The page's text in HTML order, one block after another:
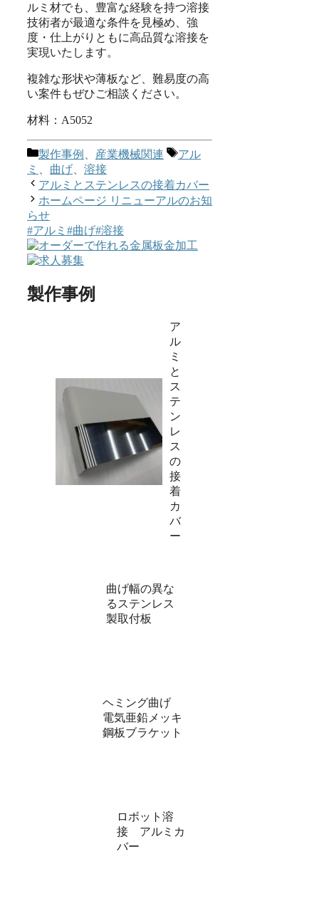
ルミ材でも、豊富な経験を持つ溶接
技術者が最適な条件を見極め、強
度・仕上がりともに高品質な溶接を
実現いたします。
複雑な形状や薄板など、難易度の高
い案件もぜひご相談ください。
材料：A5052
カ
ゴ
リ
ー
製作事例 産業機械関連
タ
アル
ミ
曲げ
溶接
アルミとステンレスの接着カバー
ホームページ リニューアルのお知
らせ
#アルミ #曲げ#溶接
製作事例
ア
ル
ミ
と
ス
テ
ン
レ
ス
の
接
着
カ
バ
ー
曲げ幅の異な
るステンレス
製取付板
ヘミング曲げ
電気亜鉛メッキ
鋼板ブラケット
ロボット溶
接 アルミカ
バー